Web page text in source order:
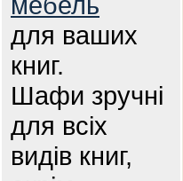
для ваших
книг.
Шафи зручні
для всіх
видів книг,